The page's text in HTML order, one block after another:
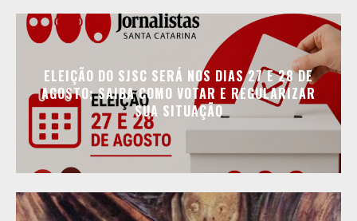
ELEIÇÃO DO SJSC SERÁ NOS DIAS 27 E 28 DE
AGOSTO; SAIBA COMO VOTAR E REGULARIZAR
SUA SITUAÇÃO